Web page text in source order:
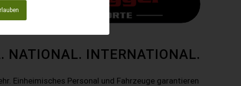
NATIONAL. INTERNATIONAL.
Einheimisches Personal und Fahrzeuge garantieren